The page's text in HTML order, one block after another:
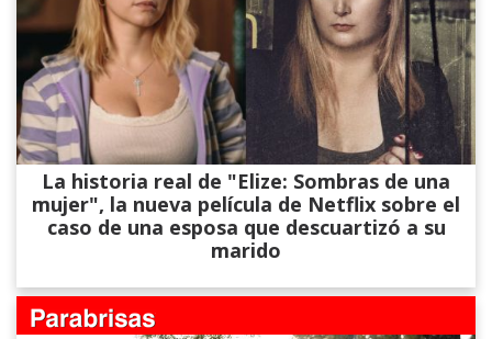
La historia real de "Elize: Sombras de una
mujer", la nueva película de Netflix sobre el
caso de una esposa que descuartizó a su
marido